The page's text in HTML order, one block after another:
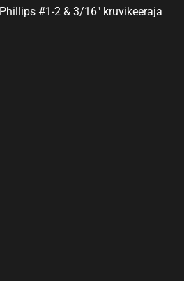
Phillips #1-2 & 3/16″ kruvikeeraja